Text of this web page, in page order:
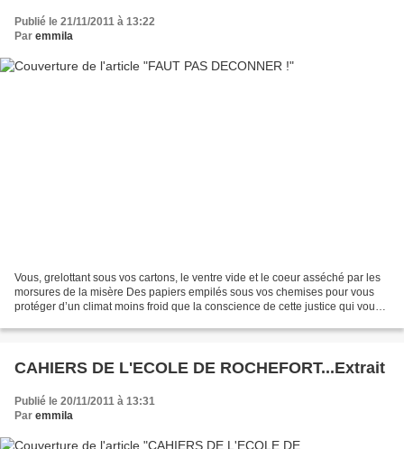
Publié le 21/11/2011 à 13:22
Par emmila
Vous, grelottant sous vos cartons, le ventre vide et le coeur asséché par les
morsures de la misère Des papiers empilés sous vos chemises pour vous
protéger d’un climat moins froid que la conscience de cette justice qui vous
CAHIERS DE L'ECOLE DE ROCHEFORT...Extrait
Publié le 20/11/2011 à 13:31
Par emmila